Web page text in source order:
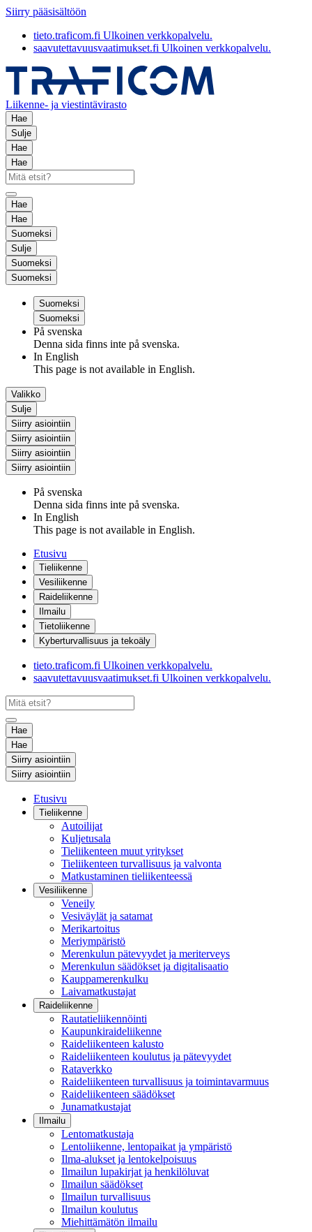
Siirry pääsisältöön
tieto.traficom.fi Ulkoinen verkkopalvelu.
saavutettavuusvaatimukset.fi Ulkoinen verkkopalvelu.
Liikenne- ja viestintävirasto
Hae
Sulje
Hae
Hae
Hae
Hae
Suomeksi
Sulje
Suomeksi
Suomeksi
Suomeksi
Suomeksi
På svenska
Denna sida finns inte på svenska.
In English
This page is not available in English.
Valikko
Sulje
Siirry asiointiin
Siirry asiointiin
Siirry asiointiin
Siirry asiointiin
På svenska
Denna sida finns inte på svenska.
In English
This page is not available in English.
Etusivu
Tieliikenne
Vesiliikenne
Raideliikenne
Ilmailu
Tietoliikenne
Kyberturvallisuus ja tekoäly
tieto.traficom.fi Ulkoinen verkkopalvelu.
saavutettavuusvaatimukset.fi Ulkoinen verkkopalvelu.
Hae
Hae
Siirry asiointiin
Siirry asiointiin
Etusivu
Tieliikenne
Autoilijat
Kuljetusala
Tieliikenteen muut yritykset
Tieliikenteen turvallisuus ja valvonta
Matkustaminen tieliikenteessä
Vesiliikenne
Veneily
Vesiväylät ja satamat
Merikartoitus
Meriympäristö
Merenkulun pätevyydet ja meriterveys
Merenkulun säädökset ja digitalisaatio
Kauppamerenkulku
Laivamatkustajat
Raideliikenne
Rautatieliikennöinti
Kaupunkiraideliikenne
Raideliikenteen kalusto
Raideliikenteen koulutus ja pätevyydet
Rataverkko
Raideliikenteen turvallisuus ja toimintavarmuus
Raideliikenteen säädökset
Junamatkustajat
Ilmailu
Lentomatkustaja
Lentoliikenne, lentopaikat ja ympäristö
Ilma-alukset ja lentokelpoisuus
Ilmailun lupakirjat ja henkilöluvat
Ilmailun säädökset
Ilmailun turvallisuus
Ilmailun koulutus
Miehittämätön ilmailu